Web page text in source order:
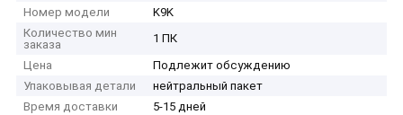
Номер модели
K9K
Количество мин
заказа
1 ПК
Цена
Подлежит обсуждению
Упаковывая детали
нейтральный пакет
Время доставки
5-15 дней